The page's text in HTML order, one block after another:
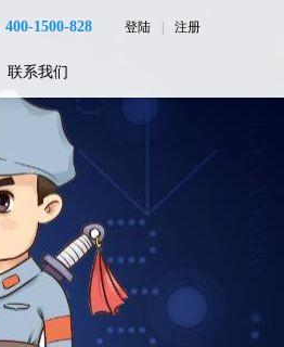
登陆 注册
400-1500-828
联系我们